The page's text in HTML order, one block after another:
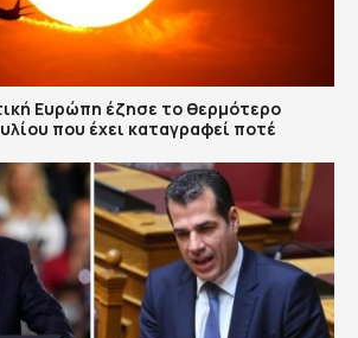
Ευρώπη έζησε το θερμότερο
που έχει καταγραφεί ποτέ